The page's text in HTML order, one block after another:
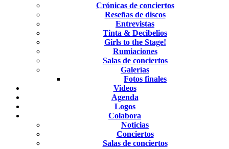
Crónicas de conciertos
Reseñas de discos
Entrevistas
Tinta & Decibelios
Girls to the Stage!
Rumiaciones
Salas de conciertos
Galerías
Fotos finales
Videos
Agenda
Logos
Colabora
Noticias
Conciertos
Salas de conciertos